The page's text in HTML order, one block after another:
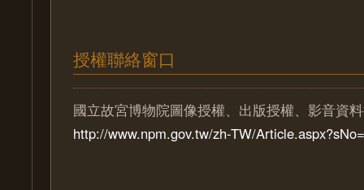
授權聯絡窗口
國立故宮博物院圖像授權、出版授權、影音資
http://www.npm.gov.tw/zh-TW/